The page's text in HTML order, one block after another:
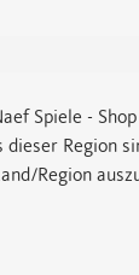
Spiele - Shop
dieser Region
Region